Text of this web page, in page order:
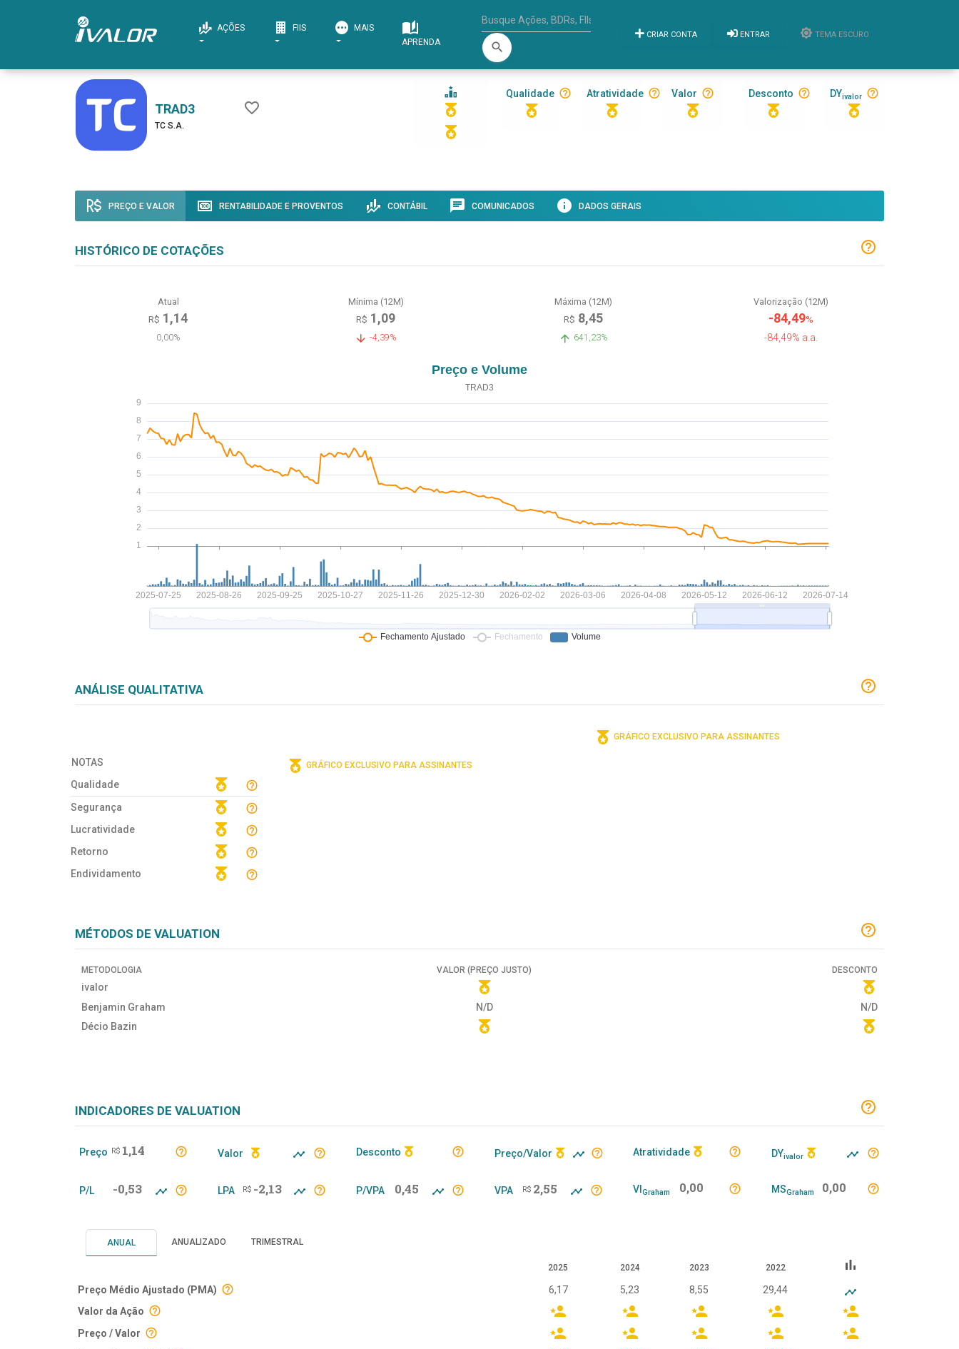
AÇÕES FIIS
MAIS
APRENDA
search
CRIAR CONTA ENTRAR TEMA ESCURO
TRAD3
TC S.A.
Qualidade Atratividade Valor Desconto DYivalor
PREÇO E VALOR RENTABILIDADE E PROVENTOS CONTÁBIL COMUNICADOS DADOS GERAIS
HISTÓRICO DE COTAÇÕES
Atual
R$ 1,14
0,00%
Mínima (12M)
R$ 1,09
-4,39%
Máxima (12M)
R$ 8,45
641,23%
Valorização (12M)
-84,49%
-84,49% a.a.
ANÁLISE QUALITATIVA
NOTAS
Qualidade
Segurança
Lucratividade
Retorno
Endividamento
GRÁFICO EXCLUSIVO PARA ASSINANTES
GRÁFICO EXCLUSIVO PARA ASSINANTES
MÉTODOS DE VALUATION
METODOLOGIA VALOR (PREÇO JUSTO) DESCONTO
ivalor
Benjamin Graham
N/D
N/D
Décio Bazin
INDICADORES DE VALUATION
Preço R$ 1,14 Valor Desconto Preço/Valor Atratividade DYivalor
P/L -0,53 LPA R$ -2,13 P/VPA 0,45 VPA R$ 2,55 VI Graham 0,00 MSGraham 0,00
ANUAL ANUALIZADO TRIMESTRAL
2025 2024 2023 2022 bar_chart
Preço Médio Ajustado (PMA) 6,17 5,23 8,55
29,44
Valor da Ação
Preço / Valor